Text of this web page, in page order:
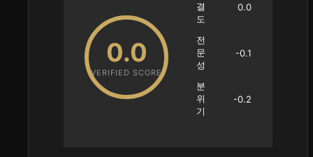
0.0
VERIFIED SCORE
결
도
0.0
전
문
성
-0.1
분
위
기
-0.2